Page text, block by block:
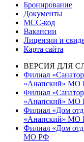
Бронирование
Документы
МСС-код
Вакансии
Лицензии и
Карта сайта
ВЕРСИЯ ДЛЯ
Филиал
«Анапский» МО
Филиал
«Анапский» МО
Филиал «Дом
«Анапский» МО
Филиал «Дом
МО РФ